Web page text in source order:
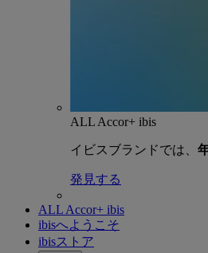
ALL Accor+ ibis
イビスブランドでは、
発見する
ALL Accor+ ibis
ibisへようこそ
ibisストア